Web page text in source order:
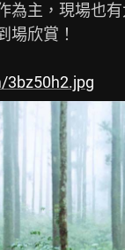
為主，現場也
場欣賞！
3bz50h2.jpg